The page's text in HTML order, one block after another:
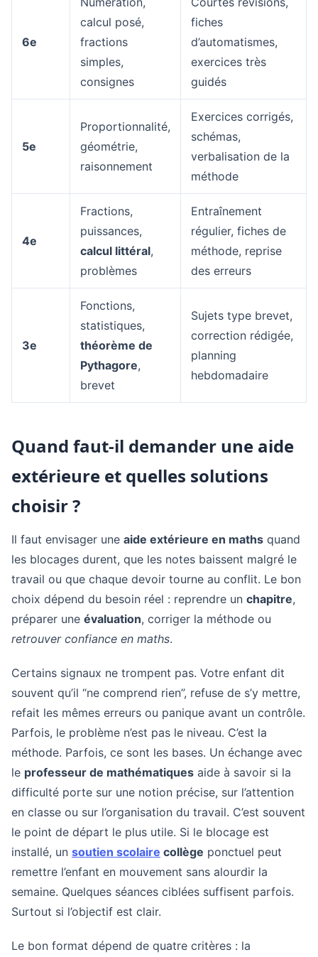
6e
calcul posé,
fractions
simples,
consignes
fiches
d’automatismes,
exercices très
guidés
5e
Proportionnalité,
géométrie,
raisonnement
Exercices corrigés,
schémas,
verbalisation de la
méthode
4e
Fractions,
puissances,
calcul littéral,
problèmes
Entraînement
régulier, fiches de
méthode, reprise
des erreurs
3e
Fonctions,
statistiques,
théorème de
Pythagore,
brevet
Sujets type brevet,
correction rédigée,
planning
hebdomadaire
Quand faut-il demander une aide
extérieure et quelles solutions
choisir ?
Il faut envisager une aide extérieure en maths quand
les blocages durent, que les notes baissent malgré le
travail ou que chaque devoir tourne au conflit. Le bon
choix dépend du besoin réel : reprendre un chapitre,
préparer une évaluation, corriger la méthode ou
retrouver confiance en maths.
Certains signaux ne trompent pas. Votre enfant dit
souvent qu’il “ne comprend rien”, refuse de s’y mettre,
refait les mêmes erreurs ou panique avant un contrôle.
Parfois, le problème n’est pas le niveau. C’est la
méthode. Parfois, ce sont les bases. Un échange avec
le professeur de mathématiques aide à savoir si la
difficulté porte sur une notion précise, sur l’attention
en classe ou sur l’organisation du travail. C’est souvent
le point de départ le plus utile. Si le blocage est
installé, un soutien scolaire collège ponctuel peut
remettre l’enfant en mouvement sans alourdir la
semaine. Quelques séances ciblées suffisent parfois.
Surtout si l’objectif est clair.
Le bon format dépend de quatre critères : la